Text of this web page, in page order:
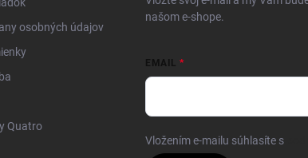
osobných údajov
Quatro
našom e-shope.
EMAIL
Vložením e-mailu súhlasíte s